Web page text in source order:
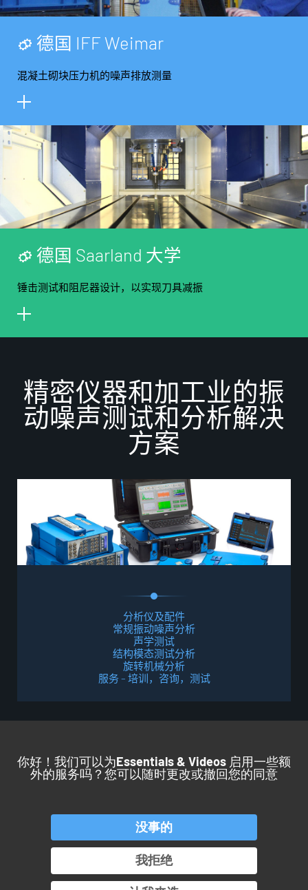
德国 IFF Weimar
混凝土砌块压力机的噪声排放测量
德国 Saarland 大学
锤击测试和阻尼器设计，以实现刀具减振
精密仪器和加工业的振
动噪声测试和分析解决
方案
分析仪及配件
常规振动噪声分析
声学测试
结构模态测试分析
旋转机械分析
服务 – 培训，咨询，测试
服务
行业
你好！我们可以为Essentials & Videos 启用一些额
外的服务吗？您可以随时更改或撤回您的同意
我拒绝
没事的